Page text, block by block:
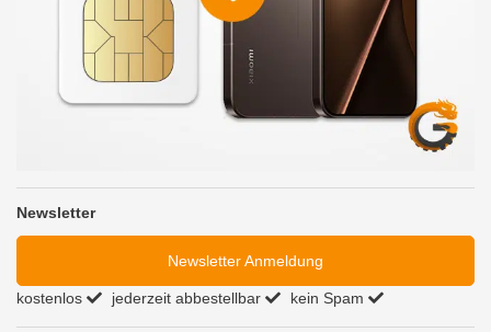
Newsletter
Newsletter Anmeldung
kostenlos jederzeit abbestellbar kein Spam